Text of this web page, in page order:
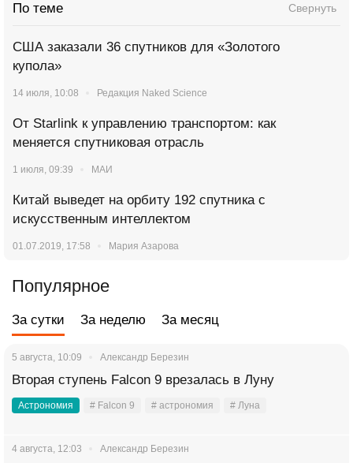
По теме Свернуть
США заказали 36 спутников для «Золотого
купола»
14 июля, 10:08 Редакция Naked Science
От Starlink к управлению транспортом: как
меняется спутниковая отрасль
1 июля, 09:39 МАИ
Китай выведет на орбиту 192 спутника с
искусственным интеллектом
01.07.2019, 17:58 Мария Азарова
Популярное
За сутки За неделю За месяц
5 августа, 10:09 Александр Березин
Вторая ступень Falcon 9 врезалась в Луну
Астрономия # Falcon 9 # астрономия # Луна
4 августа, 12:03 Александр Березин